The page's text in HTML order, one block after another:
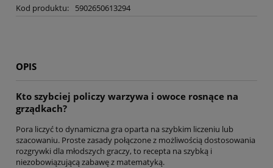
Kod produktu: 5902650613294
OPIS
Kto szybciej policzy warzywa i owoce rosnące na
grządkach?
Pora liczyć to dynamiczna gra oparta na szybkim liczeniu lub
szacowaniu. Proste zasady połączone z możliwością dostosowania
rozgrywki dla młodszych graczy, to recepta na szybką i
niezobowiązującą zabawę z matematyką.